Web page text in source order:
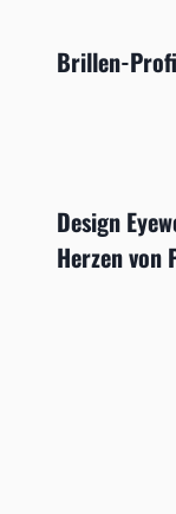
Brillen-
Design
Herzen von